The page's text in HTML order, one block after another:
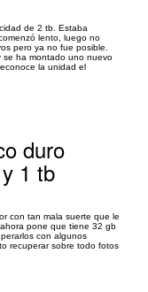
de 2 tb. Estaba
lento, luego no
pero ya no fue posible.
se ha montado uno nuevo
la unidad el
duro
1 tb
con tan mala suerte que le
pone que tiene 32 gb
con algunos
recuperar sobre todo fotos